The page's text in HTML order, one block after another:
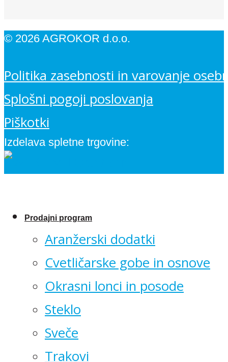
© 2026 AGROKOR d.o.o.
Politika zasebnosti in varovanje
Splošni pogoji poslovanja
Piškotki
Izdelava spletne trgovine:
Prodajni program
Aranžerski dodatki
Cvetličarske gobe in osnove
Okrasni lonci in posode
Steklo
Sveče
Trakovi